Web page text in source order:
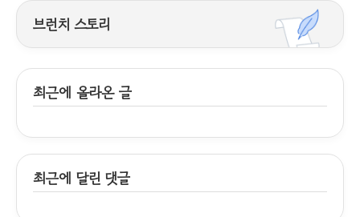
브런치 스토리
최근에 올라온 글
최근에 달린 댓글